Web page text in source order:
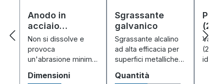
Anodo in
acciaio
inossidabile
Non si dissolve e
provoca
un'abrasione minima:
privi di oro, palladio e
Seleziona
Dimensioni
Sgrassante
galvanico
Sgrassante alcalino
ad alta efficacia per
superfici metalliche
pretrattamento
Seleziona
Quantità
PP
(2
(2